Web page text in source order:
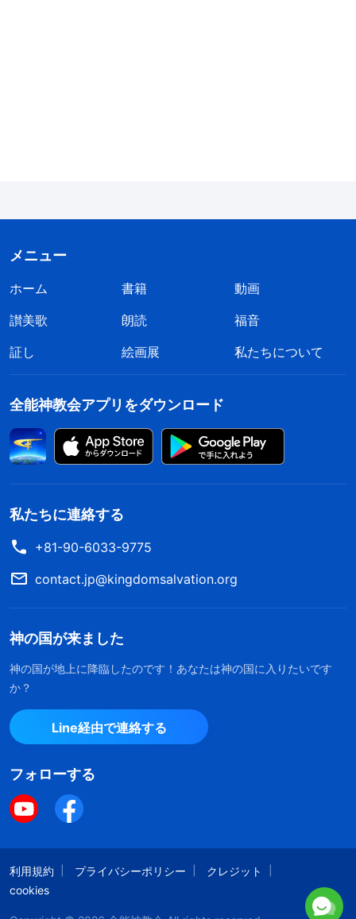
ちの教会に戻って主を信じ続けるよう促しました。
その後、彼女の全能神への信仰がとても堅く、揺れ
を諦めました。そのとき私はこう言いました。
邪魔はしないようにしましょう！」
その後、朱姉妹が世の終わりの神の働きを
しようと電話してくるたび、私は口実をもうけて彼
女を避けました。こうして世の終わりの神の働きを
ようとするのを諦めませんでした。
とそこには朱姉妹と、兄弟姉妹が１人ずついまし
た。私は朱姉妹を見て大いに警戒し、こう思いまし
た。
「はっきり言わなかったか？ それでもはるば
言われても全能神を信じるつもりはない」
私たちは同じ教会の一員としてお互いを長年知
り合う仲でしたが、私は彼らに厳しいことを言って
家の中には入れませんでした。私の断固たる態度を
見た朱姉妹はがっかりした表情を見せ、感情で声を
メニュー
ホーム 書籍
動画
讃美歌
朗読
福音
証し
絵画展 私たちについて
全能神教会アプリをダウンロード
私たちに連絡する
+81-90-6033-9775
contact.jp@kingdomsalvation.org
神の国が来ました
神の国が地上に降臨したのです！あなたは神の国に入りたいです
か？
Line経由で連絡する
フォローする
利用規約 プライバシーポリシー
クレジット
cookies